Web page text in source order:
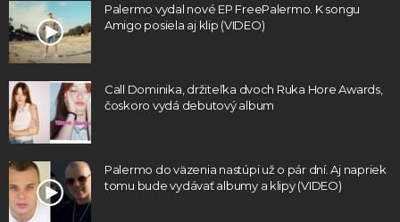
Palermo vydal nové EP FreePalermo. K songu
Amigo posiela aj klip (VIDEO)
Call Dominika, držiteľka dvoch Ruka Hore Awards,
čoskoro vydá debutový album
Palermo do väzenia nastúpi už o pár dní. Aj napriek
tomu bude vydávať albumy a klipy (VIDEO)